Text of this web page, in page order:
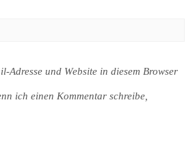
Adresse und Website in diesem Browser
ich einen Kommentar schreibe,